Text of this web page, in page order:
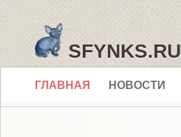
SFYNKS.RU
ГЛАВНАЯ НОВОСТИ